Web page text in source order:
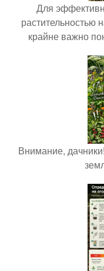
Для
растительностью
крайне важно
Внимание,